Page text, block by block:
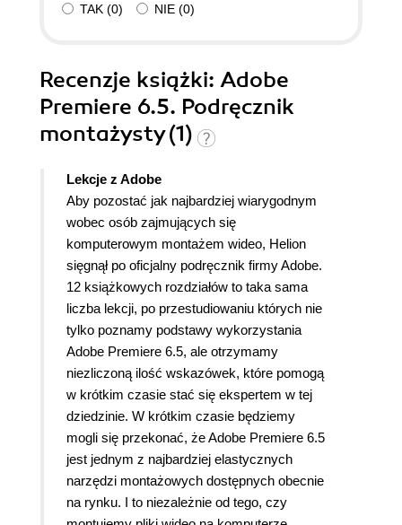
TAK (0) NIE (0)
Recenzje książki: Adobe
Premiere 6.5. Podręcznik
montażysty (1)
Lekcje z Adobe
Aby pozostać jak najbardziej wiarygodnym
wobec osób zajmujących się
komputerowym montażem wideo, Helion
sięgnął po oficjalny podręcznik firmy Adobe.
12 książkowych rozdziałów to taka sama
liczba lekcji, po przestudiowaniu których nie
tylko poznamy podstawy wykorzystania
Adobe Premiere 6.5, ale otrzymamy
niezliczoną ilość wskazówek, które pomogą
w krótkim czasie stać się ekspertem w tej
dziedzinie. W krótkim czasie będziemy
mogli się przekonać, że Adobe Premiere 6.5
jest jednym z najbardziej elastycznych
narzędzi montażowych dostępnych obecnie
na rynku. I to niezależnie od tego, czy